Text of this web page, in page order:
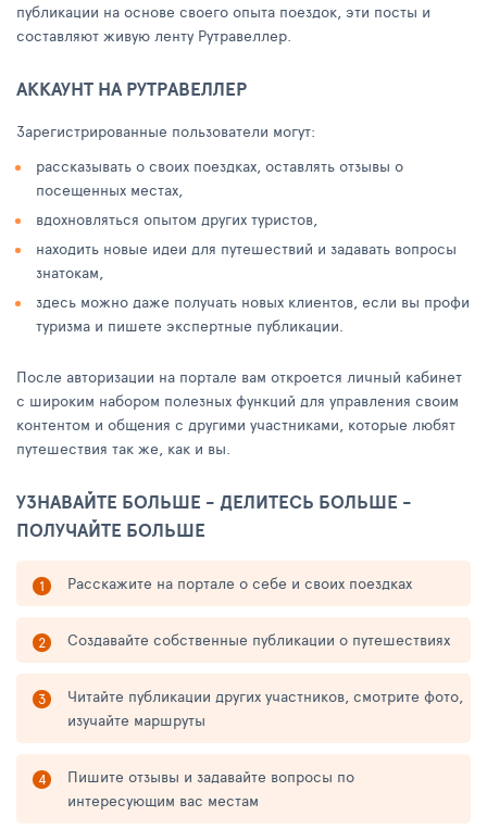
публикации на основе своего опыта поездок, эти посты и
составляют живую ленту Рутравеллер.
АККАУНТ НА РУТРАВЕЛЛЕР
Зарегистрированные пользователи могут:
рассказывать о своих поездках, оставлять отзывы о
посещенных местах,
вдохновляться опытом других туристов,
находить новые идеи для путешествий и задавать вопросы
знатокам,
здесь можно даже получать новых клиентов, если вы профи
туризма и пишете экспертные публикации.
После авторизации на портале вам откроется личный кабинет
с широким набором полезных функций для управления своим
контентом и общения с другими участниками, которые любят
путешествия так же, как и вы.
УЗНАВАЙТЕ БОЛЬШЕ - ДЕЛИТЕСЬ БОЛЬШЕ -
ПОЛУЧАЙТЕ БОЛЬШЕ
Расскажите на портале о себе и своих поездках
Создавайте собственные публикации о путешествиях
Читайте публикации других участников, смотрите фото,
изучайте маршруты
Пишите отзывы и задавайте вопросы по
интересующим вас местам